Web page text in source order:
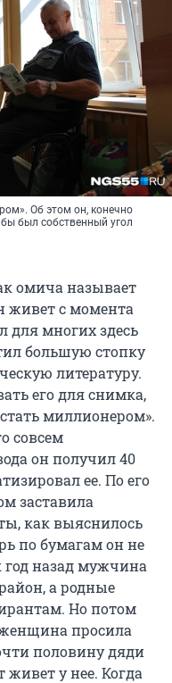
Об этом он, конечно
бы был собственный угол
омича называет
живет с момента
для многих здесь
большую стопку
литературу.
его для снимка,
миллионером».
совсем
он получил 40
ее. По его
заставила
как выяснилось
по бумагам он не
год назад мужчина
а родные
Но потом
просила
половину дяди
живет у нее. Когда